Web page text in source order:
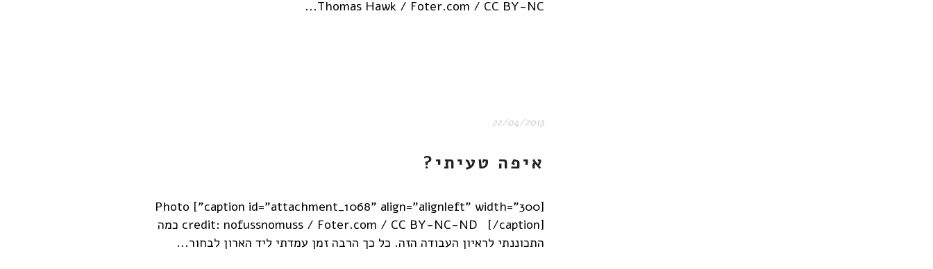
Thomas Hawk / Foter.com / CC BY-NC...
22/04/2013
איפה טעיתי?
[caption id="attachment_1068" align="alignleft" width="300"] Photo
credit: nofussnomuss / Foter.com / CC BY-NC-ND [/caption] כמה
התכוננתי לראיון העבודה הזה. כל כך הרבה זמן עמדתי ליד הארון לבחור...